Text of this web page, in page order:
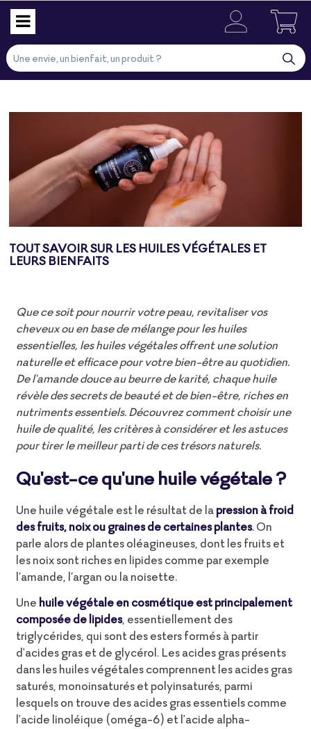
TOUT SAVOIR SUR LES HUILES VÉGÉTALES ET
LEURS BIENFAITS
Que ce soit pour nourrir votre peau, revitaliser vos
cheveux ou en base de mélange pour les huiles
essentielles, les huiles végétales offrent une solution
naturelle et efficace pour votre bien-être au quotidien.
De l'amande douce au beurre de karité, chaque huile
révèle des secrets de beauté et de bien-être, riches en
nutriments essentiels. Découvrez comment choisir une
huile de qualité, les critères à considérer et les astuces
pour tirer le meilleur parti de ces trésors naturels.
Qu'est-ce qu'une huile végétale ?
Une huile végétale est le résultat de lapression à froid
des fruits, noix ou graines de certaines plantes.On
parle alors de plantes oléagineuses, dont les fruits et
les noix sont riches en lipides comme par exemple
l’amande, l’argan ou la noisette.
Une huile végétale en cosmétique est principalement
composée de lipides, essentiellement des
triglycérides, qui sont des esters formés à partir
d'acides gras et de glycérol. Les acides gras présents
dans les huiles végétales comprennent les acides gras
saturés, monoinsaturés et polyinsaturés, parmi
lesquels on trouve des acides gras essentiels comme
l'acide linoléique (oméga-6) et l'acide alpha-